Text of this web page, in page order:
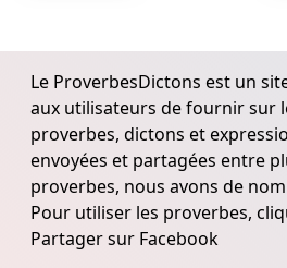
Le ProverbesDictons est un
aux utilisateurs de fournir sur
proverbes, dictons et
envoyées et partagées entre
proverbes, nous avons de
Pour utiliser les proverbes,
Partager sur Facebook